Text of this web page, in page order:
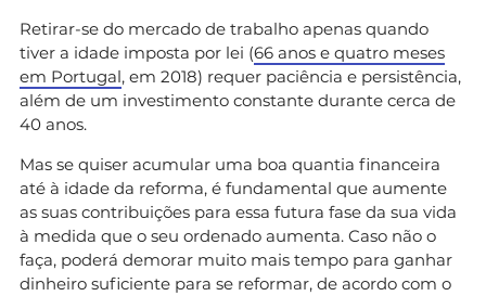
Retirar-se do mercado de trabalho apenas quando
tiver a idade imposta por lei (66 anos e quatro meses
em Portugal, em 2018) requer paciência e persistência,
além de um investimento constante durante cerca de
40 anos.
Mas se quiser acumular uma boa quantia financeira
até à idade da reforma, é fundamental que aumente
as suas contribuições para essa futura fase da sua vida
à medida que o seu ordenado aumenta. Caso não o
faça, poderá demorar muito mais tempo para ganhar
dinheiro suficiente para se reformar, de acordo com o